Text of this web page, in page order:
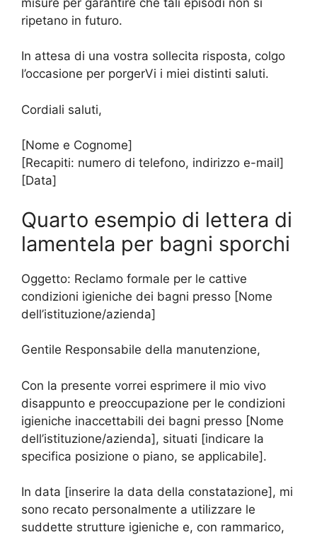
ripetano in futuro.
In attesa di una vostra sollecita risposta, colgo
l’occasione per porgerVi i miei distinti saluti.
Cordiali saluti,
[Nome e Cognome]
[Recapiti: numero di telefono, indirizzo e-mail]
[Data]
Quarto esempio di lettera di
lamentela per bagni sporchi
Oggetto: Reclamo formale per le cattive
condizioni igieniche dei bagni presso [Nome
dell’istituzione/azienda]
Gentile Responsabile della manutenzione,
Con la presente vorrei esprimere il mio vivo
disappunto e preoccupazione per le condizioni
igieniche inaccettabili dei bagni presso [Nome
dell’istituzione/azienda], situati [indicare la
specifica posizione o piano, se applicabile].
In data [inserire la data della constatazione], mi
sono recato personalmente a utilizzare le
suddette strutture igieniche e, con rammarico,